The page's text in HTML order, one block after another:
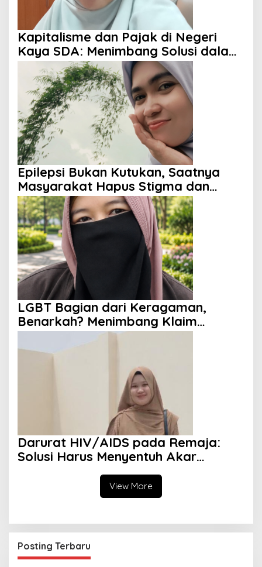
Kapitalisme dan Pajak di Negeri
Kaya SDA: Menimbang Solusi dalam
Perspektif Islam
Epilepsi Bukan Kutukan, Saatnya
Masyarakat Hapus Stigma dan
Berikan Harapan
LGBT Bagian dari Keragaman,
Benarkah? Menimbang Klaim
Diversity dan Perspektif Islam
Darurat HIV/AIDS pada Remaja:
Solusi Harus Menyentuh Akar
View More
Posting Terbaru